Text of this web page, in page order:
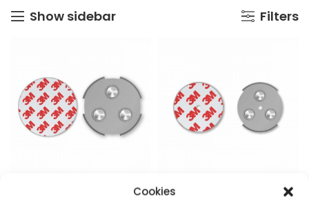
Cookies
Show sidebar Filters